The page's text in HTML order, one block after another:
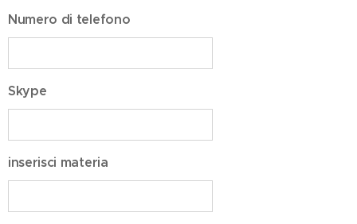
Numero di telefono
Skype
inserisci materia